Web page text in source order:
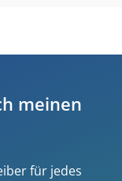
meinen
für jedes